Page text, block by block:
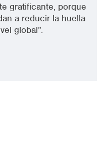
gratificante, porque
a reducir la huella
global”.